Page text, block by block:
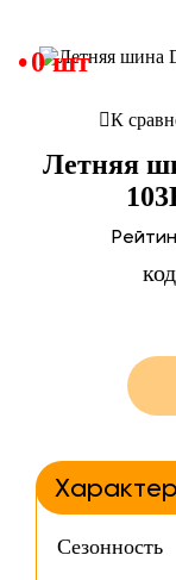
0 шт
К
Летняя
Сезонность